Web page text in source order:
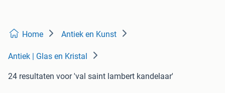
Home Antiek en Kunst
Antiek | Glas en Kristal
24 resultaten voor 'val saint lambert kandelaar'